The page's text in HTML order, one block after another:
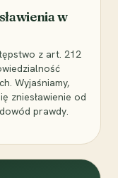
w
z art. 212
Wyjaśniamy,
zniesławienie od
prawdy.